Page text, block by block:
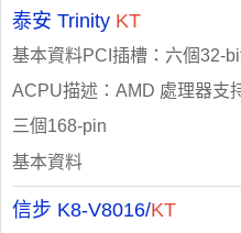
泰安 Trinity KT
基本資料PCI插槽：六個32-
ACPU描述：AMD 處理器支
三個168-pin
基本資料
信步 K8-V8016/KT